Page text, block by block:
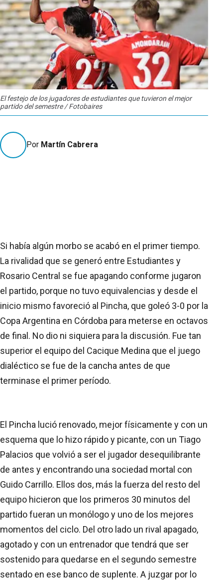
El festejo de los jugadores de estudiantes que tuvieron el mejor
partido del semestre / Fotobaires
Por Martín Cabrera
Si había algún morbo se acabó en el primer tiempo.
La rivalidad que se generó entre Estudiantes y
Rosario Central se fue apagando conforme jugaron
el partido, porque no tuvo equivalencias y desde el
inicio mismo favoreció al Pincha, que goleó 3-0 por la
Copa Argentina en Córdoba para meterse en octavos
de final. No dio ni siquiera para la discusión. Fue tan
superior el equipo del Cacique Medina que el juego
dialéctico se fue de la cancha antes de que
terminase el primer período.
El Pincha lució renovado, mejor físicamente y con un
esquema que lo hizo rápido y picante, con un Tiago
Palacios que volvió a ser el jugador desequilibrante
de antes y encontrando una sociedad mortal con
Guido Carrillo. Ellos dos, más la fuerza del resto del
equipo hicieron que los primeros 30 minutos del
partido fueran un monólogo y uno de los mejores
momentos del ciclo. Del otro lado un rival apagado,
agotado y con un entrenador que tendrá que ser
sostenido para quedarse en el segundo semestre
sentado en ese banco de suplente. A juzgar por lo